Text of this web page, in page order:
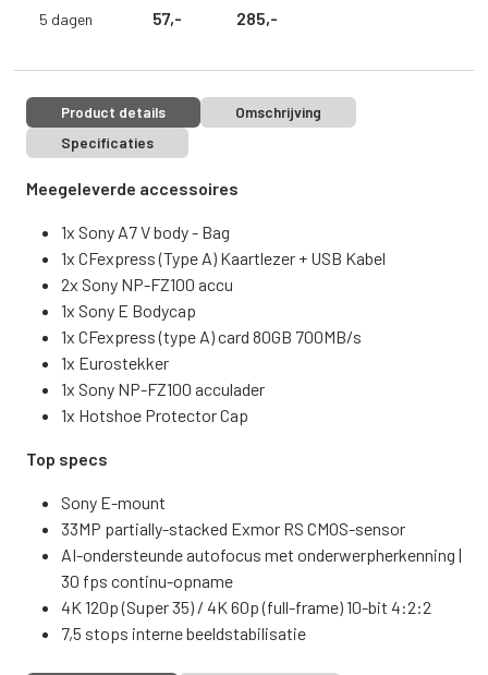
5 dagen 57,- 285,-
Product details
Omschrijving
Specificaties
Meegeleverde accessoires
1x Sony A7 V body - Bag
1x CFexpress (Type A) Kaartlezer + USB Kabel
2x Sony NP-FZ100 accu
1x Sony E Bodycap
1x CFexpress (type A) card 80GB 700MB/s
1x Eurostekker
1x Sony NP-FZ100 acculader
1x Hotshoe Protector Cap
Top specs
Sony E-mount
33MP partially-stacked Exmor RS CMOS-sensor
AI-ondersteunde autofocus met onderwerpherkenning |
30 fps continu-opname
4K 120p (Super 35) / 4K 60p (full-frame) 10-bit 4:2:2
7,5 stops interne beeldstabilisatie